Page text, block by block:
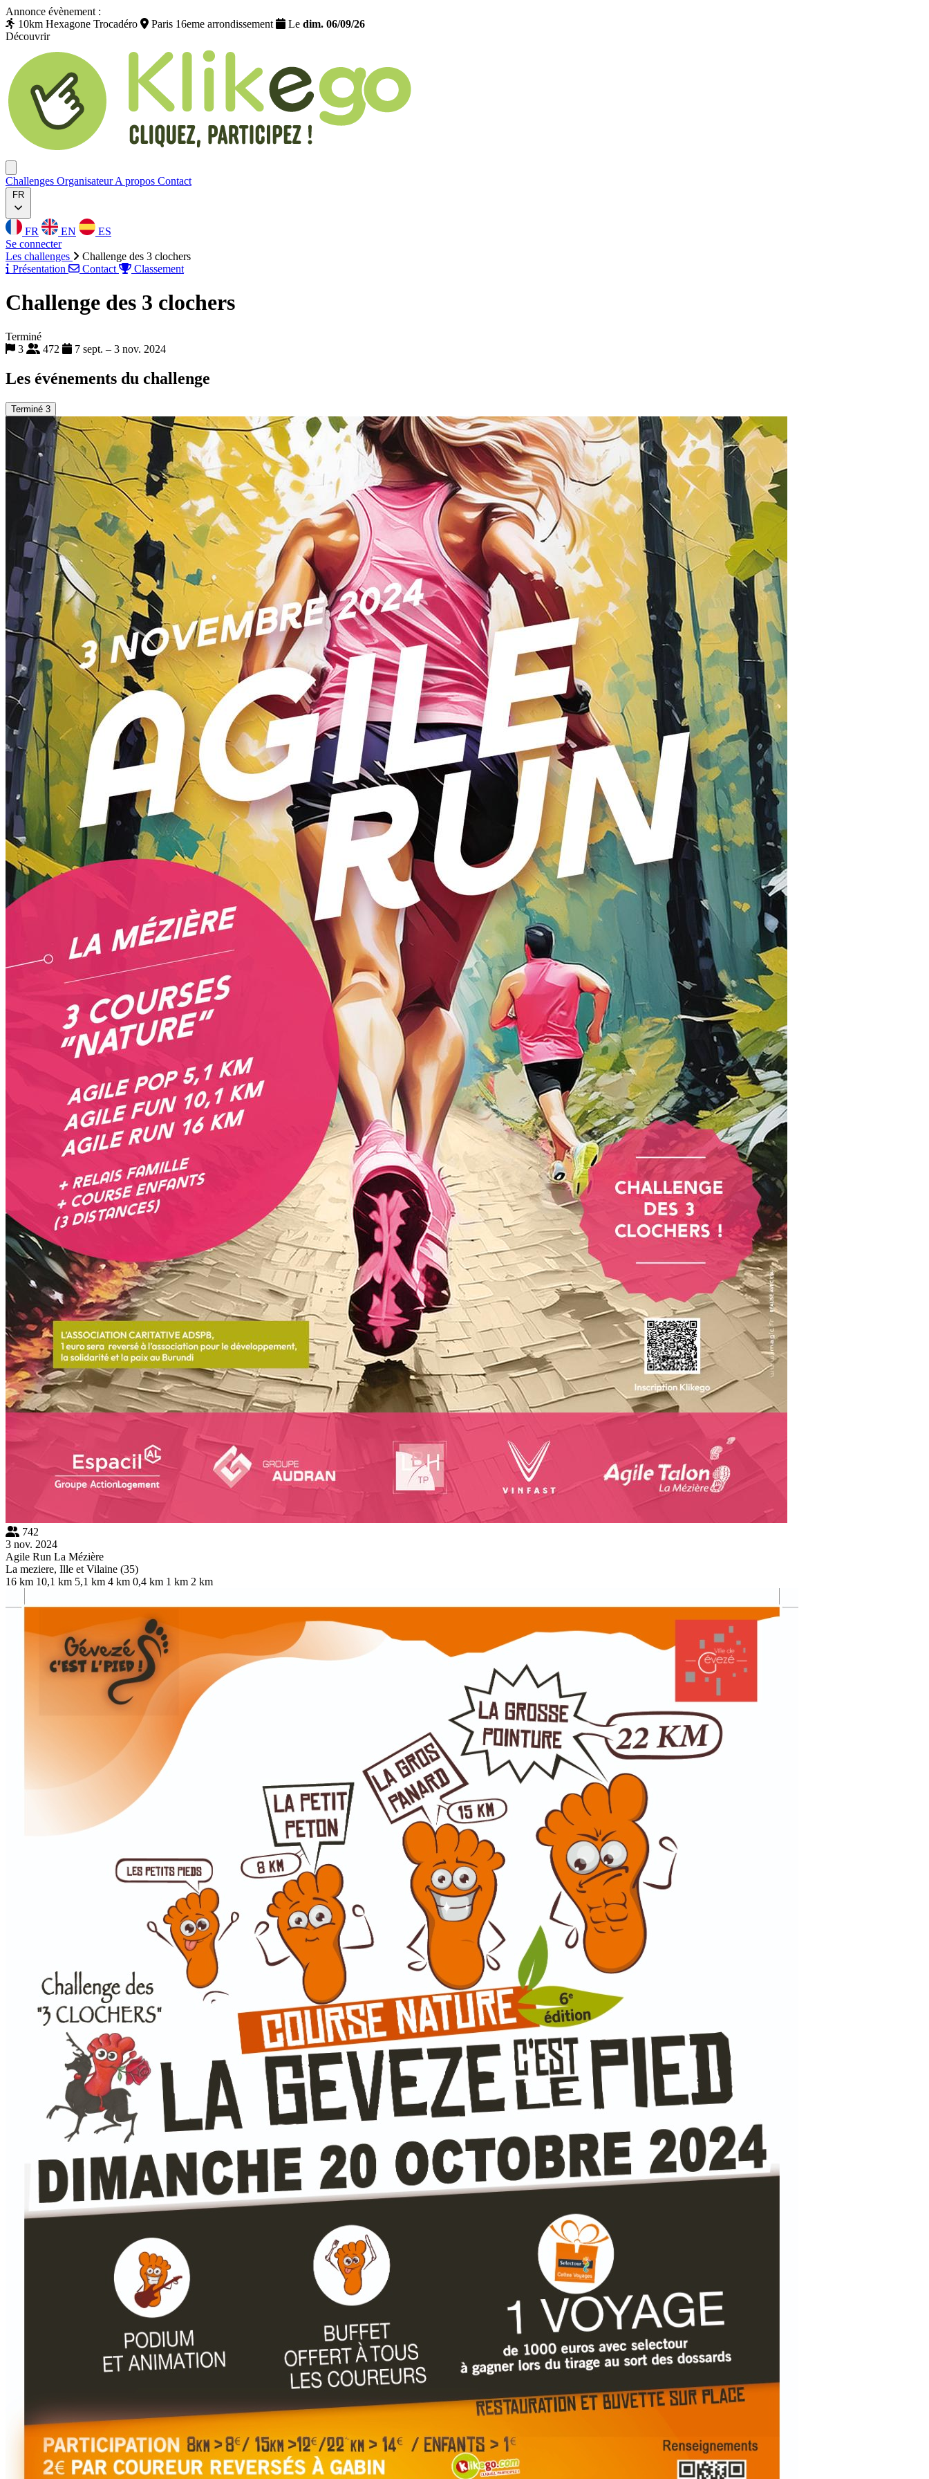
Annonce évènement :
10km Hexagone Trocadéro
Paris 16eme arrondissement Le dim. 06/09/26
Découvrir
Challenges OrganisateurA propos Contact
FR
FR EN
ES
Se connecter
Les challenges
Challenge des 3 clochers
Présentation
Contact Classement
Challenge des 3 clochers
Terminé
3
472 7 sept. – 3 nov. 2024
Les événements du challenge
Terminé 3
742
3 nov. 2024
Agile Run La Mézière
La meziere, Ille et Vilaine (35)
16 km 10,1 km 5,1 km 4 km 0,4 km 1 km 2 km